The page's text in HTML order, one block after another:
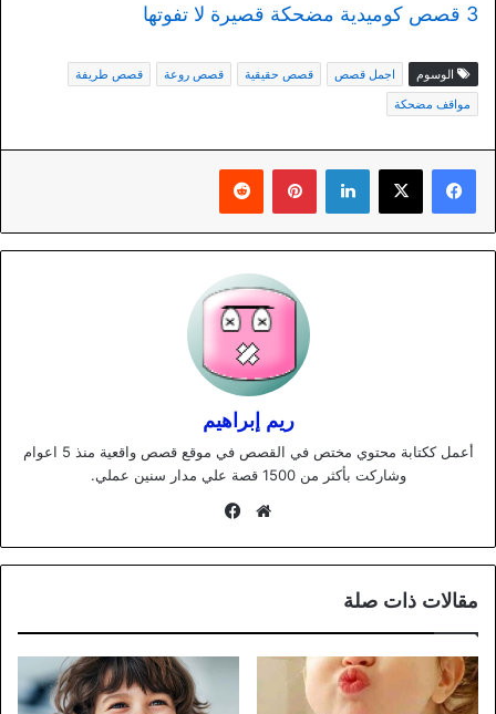
3 قصص كوميدية مضحكة قصيرة لا تفوتها
الوسوم اجمل قصص قصص حقيقية قصص روعة
قصص طريفة
مواقف مضحكة
لينكدإن بينتيريست
ريم إبراهيم
أعمل ككتابة محتوي مختص في القصص في موقع قصص واقعية منذ 5 اعوام
وشاركت بأكثر من 1500 قصة علي مدار سنين عملي.
موقع
مقالات ذات صلة